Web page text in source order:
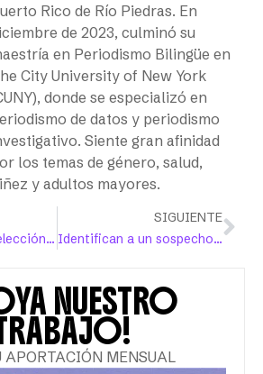
Rico de Río Piedras. En
de 2023, culminó su
en Periodismo Bilingüe en
City University of New York
donde se especializó en
de datos y periodismo
Siente gran afinidad
los temas de género, salud,
y adultos mayores.
Una guía para la selección de condones sin vergüenza
SIGUIENTE
Identifican a un sospechoso en caso de violación en Añasco
NUESTRO
APORTACIÓN MENSUAL